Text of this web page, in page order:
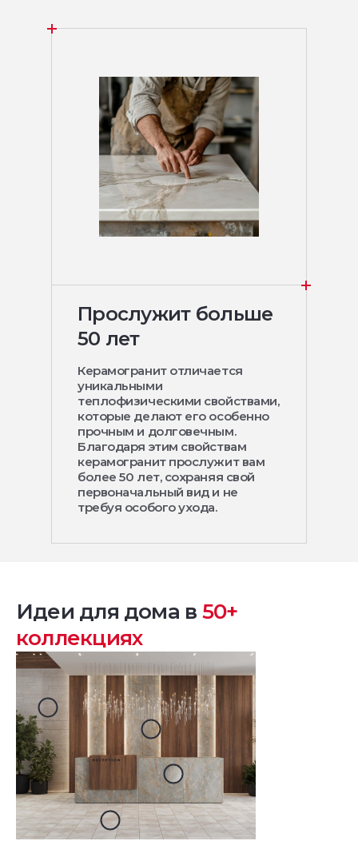
Прослужит больше
50 лет
Керамогранит отличается
уникальными
теплофизическими свойствами,
которые делают его особенно
прочным и долговечным.
Благодаря этим свойствам
керамогранит прослужит вам
более 50 лет, сохраняя свой
первоначальный вид и не
требуя особого ухода.
Идеи для дома в 50+
коллекциях